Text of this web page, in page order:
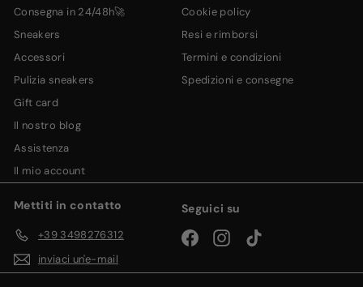
consegna in 24/48h🚀
sneakers
accessori
pulizia sneakers
gift card
il nostro blog
assistenza
il mio account
cookie policy
resi e rimborsi
termini e condizioni
spedizioni e consegne
Mettiti in contatto
+39 3498276312
inviaci un'e-mail
Seguici su
FacebookInstagramTikTok